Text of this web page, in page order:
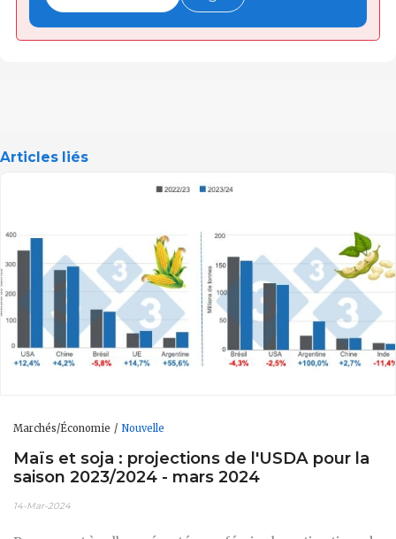
Articles liés
Marchés/Économie Nouvelle
Maïs et soja : projections de l'USDA pour la
saison 2023/2024 - mars 2024
14-Mar-2024